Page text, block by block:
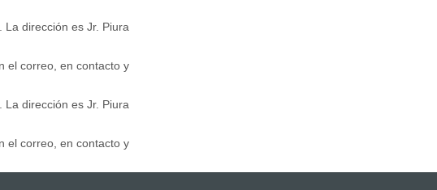
dirección es Jr. Piura
el correo, en contacto y
dirección es Jr. Piura
el correo, en contacto y